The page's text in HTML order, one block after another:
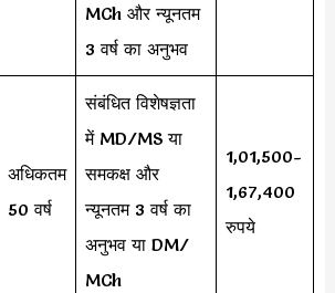
MCh और न्यूनतम
3 वर्ष का अनुभव
अधिकतम
50 वर्ष
संबंधित विशेषज्ञता
में MD/MS या
समकक्ष और
न्यूनतम 3 वर्ष का
अनुभव या DM/
MCh
1,01,500-
1,67,400
रुपये